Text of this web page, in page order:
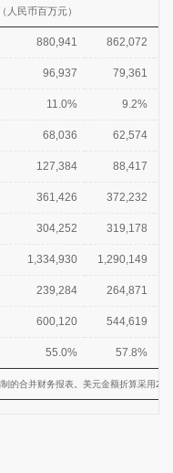
（人民币百万元）
880,941 862,072
96,937 79,361
11.0% 9.2%
68,036 62,574
127,384 88,417
361,426 372,232
304,252 319,178
1,334,930 1,290,149
239,284 264,871
600,120 544,619
55.0% 57.8%
的合并财务报表。美元金额折算采用